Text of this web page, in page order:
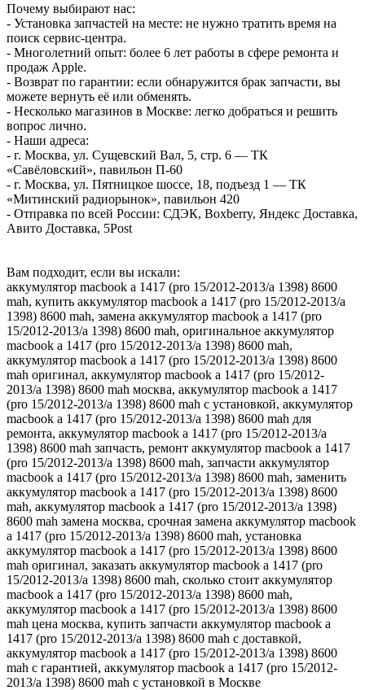
Почему выбирают нас:
- Установка запчастей на месте: не нужно тратить время на
поиск сервис-центра.
- Многолетний опыт: более 6 лет работы в сфере ремонта и
продаж Apple.
- Возврат по гарантии: если обнаружится брак запчасти, вы
можете вернуть её или обменять.
- Несколько магазинов в Москве: легко добраться и решить
вопрос лично.
- Наши адреса:
- г. Москва, ул. Сущевский Вал, 5, стр. 6 — ТК
«Савёловский», павильон П-60
- г. Москва, ул. Пятницкое шоссе, 18, подъезд 1 — ТК
«Митинский радиорынок», павильон 420
- Отправка по всей России: СДЭК, Boxberry, Яндекс Доставка,
Авито Доставка, 5Post
Вам подходит, если вы искали:
аккумулятор macbook a 1417 (pro 15/2012-2013/a 1398) 8600
mah, купить аккумулятор macbook a 1417 (pro 15/2012-2013/a
1398) 8600 mah, замена аккумулятор macbook a 1417 (pro
15/2012-2013/a 1398) 8600 mah, оригинальное аккумулятор
macbook a 1417 (pro 15/2012-2013/a 1398) 8600 mah,
аккумулятор macbook a 1417 (pro 15/2012-2013/a 1398) 8600
mah оригинал, аккумулятор macbook a 1417 (pro 15/2012-
2013/a 1398) 8600 mah москва, аккумулятор macbook a 1417
(pro 15/2012-2013/a 1398) 8600 mah с установкой, аккумулятор
macbook a 1417 (pro 15/2012-2013/a 1398) 8600 mah для
ремонта, аккумулятор macbook a 1417 (pro 15/2012-2013/a
1398) 8600 mah запчасть, ремонт аккумулятор macbook a 1417
(pro 15/2012-2013/a 1398) 8600 mah, запчасти аккумулятор
macbook a 1417 (pro 15/2012-2013/a 1398) 8600 mah, заменить
аккумулятор macbook a 1417 (pro 15/2012-2013/a 1398) 8600
mah, аккумулятор macbook a 1417 (pro 15/2012-2013/a 1398)
8600 mah замена москва, срочная замена аккумулятор macbook
a 1417 (pro 15/2012-2013/a 1398) 8600 mah, установка
аккумулятор macbook a 1417 (pro 15/2012-2013/a 1398) 8600
mah оригинал, заказать аккумулятор macbook a 1417 (pro
15/2012-2013/a 1398) 8600 mah, сколько стоит аккумулятор
macbook a 1417 (pro 15/2012-2013/a 1398) 8600 mah,
аккумулятор macbook a 1417 (pro 15/2012-2013/a 1398) 8600
mah цена москва, купить запчасти аккумулятор macbook a
1417 (pro 15/2012-2013/a 1398) 8600 mah с доставкой,
аккумулятор macbook a 1417 (pro 15/2012-2013/a 1398) 8600
mah с гарантией, аккумулятор macbook a 1417 (pro 15/2012-
2013/a 1398) 8600 mah с установкой в Москве